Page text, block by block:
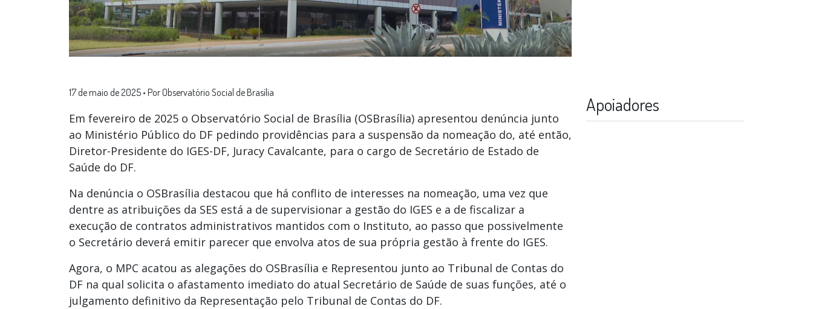
17 de maio de 2025 • Por Observatório Social de Brasília
Em fevereiro de 2025 o Observatório Social de Brasília (OSBrasília) apresentou denúncia junto
ao Ministério Público do DF pedindo providências para a suspensão da nomeação do, até então,
Diretor-Presidente do IGES-DF, Juracy Cavalcante, para o cargo de Secretário de Estado de
Saúde do DF.
Na denúncia o OSBrasília destacou que há conflito de interesses na nomeação, uma vez que
dentre as atribuições da SES está a de supervisionar a gestão do IGES e a de fiscalizar a
execução de contratos administrativos mantidos com o Instituto, ao passo que possivelmente
o Secretário deverá emitir parecer que envolva atos de sua própria gestão à frente do IGES.
Agora, o MPC acatou as alegações do OSBrasília e Representou junto ao Tribunal de Contas do
DF na qual solicita o afastamento imediato do atual Secretário de Saúde de suas funções, até o
julgamento definitivo da Representação pelo Tribunal de Contas do DF.
Apoiadores